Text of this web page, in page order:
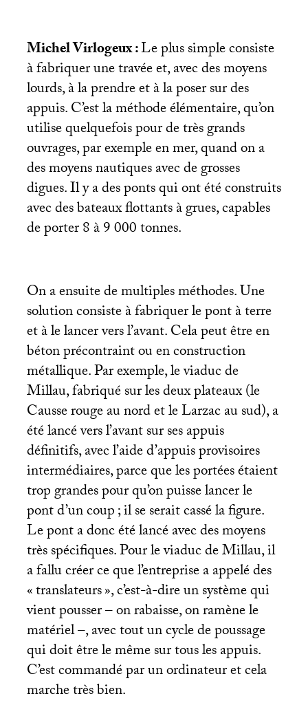
Michel Virlogeux :Le plus simple consiste
à fabriquer une travée et, avec des moyens
lourds, à la prendre et à la poser sur des
appuis. C’est la méthode élémentaire, qu’on
utilise quelquefois pour de très grands
ouvrages, par exemple en mer, quand on a
des moyens nautiques avec de grosses
digues. Il y a des ponts qui ont été construits
avec des bateaux flottants à grues, capables
de porter 8 à 9 000 tonnes.
On a ensuite de multiples méthodes. Une
solution consiste à fabriquer le pont à terre
et à le lancer vers l’avant. Cela peut être en
béton précontraint ou en construction
métallique. Par exemple, le viaduc de
Millau, fabriqué sur les deux plateaux (le
Causse rouge au nord et le Larzac au sud), a
été lancé vers l’avant sur ses appuis
définitifs, avec l’aide d’appuis provisoires
intermédiaires, parce que les portées étaient
trop grandes pour qu’on puisse lancer le
pont d’un coup; il se serait cassé la figure.
Le pont a donc été lancé avec des moyens
très spécifiques. Pour le viaduc de Millau, il
a fallu créer ce que l’entreprise a appelé des
«translateurs», c’est-à-dire un système qui
vient pousser – on rabaisse, on ramène le
matériel –, avec tout un cycle de poussage
qui doit être le même sur tous les appuis.
C’est commandé par un ordinateur et cela
marche très bien.